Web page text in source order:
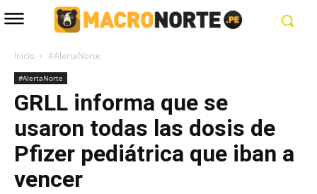
Inicio #AlertaNorte
#AlertaNorte
GRLL informa que se
usaron todas las dosis de
Pfizer pediátrica que iban a
vencer